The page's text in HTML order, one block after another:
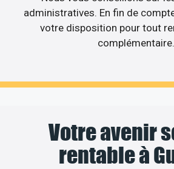
administratives. En fin de
votre disposition pour tout
complémentaire.
Votre avenir
rentable à